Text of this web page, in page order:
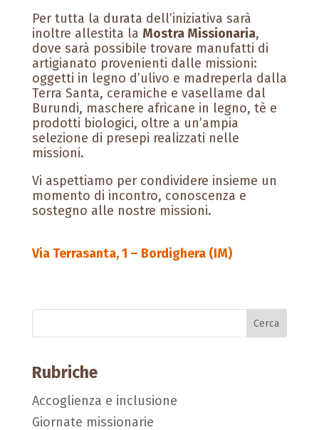
Per tutta la durata dell’iniziativa sarà
inoltre allestita la Mostra Missionaria,
dove sarà possibile trovare manufatti di
artigianato provenienti dalle missioni:
oggetti in legno d’ulivo e madreperla dalla
Terra Santa, ceramiche e vasellame dal
Burundi, maschere africane in legno, tè e
prodotti biologici, oltre a un’ampia
selezione di presepi realizzati nelle
missioni.
Vi aspettiamo per condividere insieme un
momento di incontro, conoscenza e
sostegno alle nostre missioni.
Via Terrasanta, 1 – Bordighera (IM)
Rubriche
Accoglienza e inclusione
Giornate missionarie